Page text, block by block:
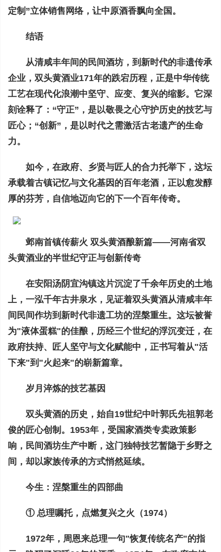
定制”立体销售网络，让中原酒香飘向全国。
结语
从清咸丰年间的民间酒坊，到新时代的非遗传承
企业，双头黄酒业171年的跌宕历程，正是中华传统
工艺在现代化浪潮中坚守、应变、复兴的缩影。它深
刻诠释了：“守正”，是以敬畏之心守护历史的技艺与
匠心；“创新”，是以时代之需激活古老遗产的生命
力。
如今，在政府、乡贤与匠人的合力托举下，这坛
承载着古镇记忆与文化基因的百年老酒，正以愈发醇
厚的芬芳，自信地迈向它的下一个百年传奇。
邺南首镇传薪火 双头黄酒酿新篇——河南省双
头黄酒业的半世纪守正与创新传奇
在安阳汤阴宜沟镇这片沉淀了千余年历史的土地
上，一泓千年古井泉水，见证着双头黄酒从清咸丰年
间民间作坊到新时代非遗工坊的涅槃重生。这坛被誉
为"液体蛋糕"的佳酿，历经三个世纪的浮沉变迁，在
政府扶持、匠人坚守与文化赋能中，正书写着从"活
下来"到"火起来"的崭新篇章。
岁月淬炼的技艺基因
双头黄酒的历史，始自19世纪中叶郭氏先祖郭老
俊的匠心创制。1953年，受国家酒类专卖政策影
响，民间酒坊生产中断，这门独特技艺暂隐于乡野之
间，却以家族传承的方式悄然延续。
今生：涅槃重生的四部曲
① 总理嘱托，点燃复兴之火（1974）
1972年，周恩来总理一句"恢复传统名产"的指